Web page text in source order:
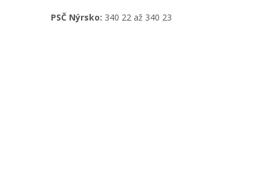
PSČ Nýrsko: 340 22 až 340 23